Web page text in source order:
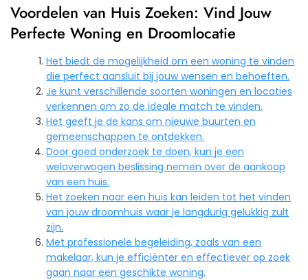
Voordelen van Huis Zoeken: Vind Jouw
Perfecte Woning en Droomlocatie
Het biedt de mogelijkheid om een woning te vinden
die perfect aansluit bij jouw wensen en behoeften.
Je kunt verschillende soorten woningen en locaties
verkennen om zo de ideale match te vinden.
Het geeft je de kans om nieuwe buurten en
gemeenschappen te ontdekken.
Door goed onderzoek te doen, kun je een
weloverwogen beslissing nemen over de aankoop
van een huis.
Het zoeken naar een huis kan leiden tot het vinden
van jouw droomhuis waar je langdurig gelukkig zult
zijn.
Met professionele begeleiding, zoals van een
makelaar, kun je efficiënter en effectiever op zoek
gaan naar een geschikte woning.